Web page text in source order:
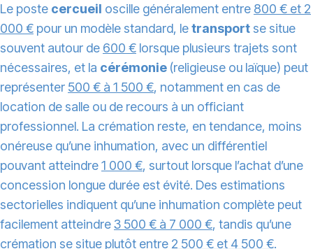
Le poste cercueil oscille généralement entre 800 € et 2
000 € pour un modèle standard, letransport se situe
souvent autour de 600 € lorsque plusieurs trajets sont
nécessaires, et la cérémonie (religieuse ou laïque) peut
représenter 500 € à 1 500 €, notamment en cas de
location de salle ou de recours à un officiant
professionnel. La crémation reste, en tendance, moins
onéreuse qu’une inhumation, avec un différentiel
pouvant atteindre1 000 €, surtout lorsque l’achat d’une
concession longue durée est évité. Des estimations
sectorielles indiquent qu’une inhumation complète peut
facilement atteindre3 500 € à 7 000 €, tandis qu’une
crémation se situe plutôt entre 2 500 € et 4 500 €.